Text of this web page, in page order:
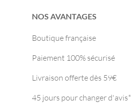
NOS AVANTAGES
Boutique française
Paiement 100% sécurisé
Livraison offerte dès 59€
45 jours pour changer d'avis*